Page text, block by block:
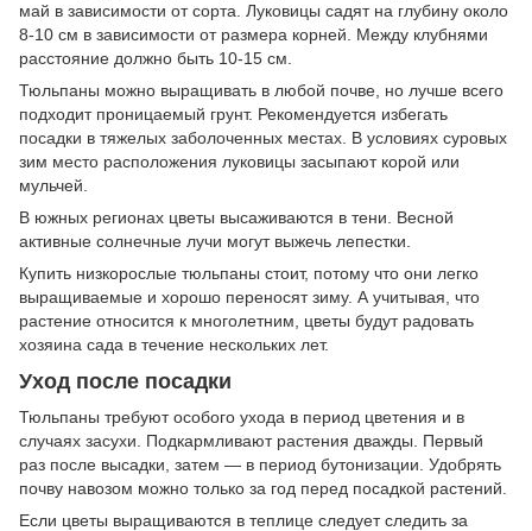
май в зависимости от сорта. Луковицы садят на глубину около
8-10 см в зависимости от размера корней. Между клубнями
расстояние должно быть 10-15 см.
Тюльпаны можно выращивать в любой почве, но лучше всего
подходит проницаемый грунт. Рекомендуется избегать
посадки в тяжелых заболоченных местах. В условиях суровых
зим место расположения луковицы засыпают корой или
мульчей.
В южных регионах цветы высаживаются в тени. Весной
активные солнечные лучи могут выжечь лепестки.
Купить низкорослые тюльпаны стоит, потому что они легко
выращиваемые и хорошо переносят зиму. А учитывая, что
растение относится к многолетним, цветы будут радовать
хозяина сада в течение нескольких лет.
Уход после посадки
Тюльпаны требуют особого ухода в период цветения и в
случаях засухи. Подкармливают растения дважды. Первый
раз после высадки, затем — в период бутонизации. Удобрять
почву навозом можно только за год перед посадкой растений.
Если цветы выращиваются в теплице следует следить за